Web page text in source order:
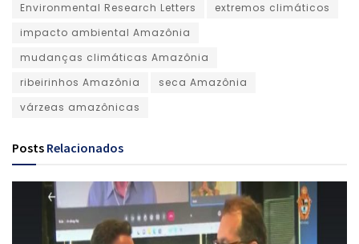
Environmental Research Letters
extremos climáticos
impacto ambiental Amazônia
mudanças climáticas Amazônia
ribeirinhos Amazônia
seca Amazônia
várzeas amazônicas
Posts Relacionados